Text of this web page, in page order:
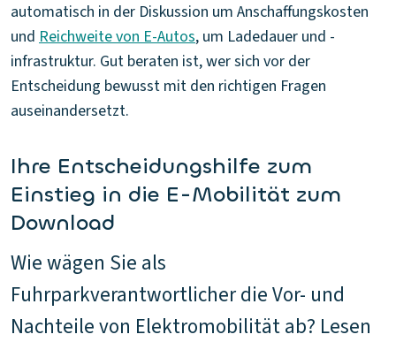
automatisch in der Diskussion um Anschaffungskosten
und Reichweite von E-Autos, um Ladedauer und -
infrastruktur. Gut beraten ist, wer sich vor der
Entscheidung bewusst mit den richtigen Fragen
auseinandersetzt.
Ihre Entscheidungshilfe zum
Einstieg in die E-Mobilität zum
Download
Wie wägen Sie als
Fuhrparkverantwortlicher die Vor- und
Nachteile von Elektromobilität ab? Lesen